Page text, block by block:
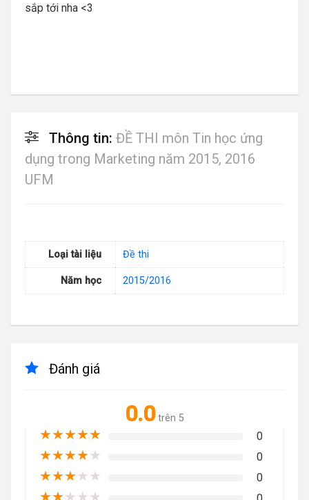
sắp tới nha <3
Thông tin: ĐỀ THI môn Tin học ứng
dụng trong Marketing năm 2015, 2016
UFM
Loại tài liệu Đề thi
Năm học 2015/2016
Đánh giá
0.0 trên 5
★★★★★ 0
★★★★★ 0
★★★★★ 0
★★★★★